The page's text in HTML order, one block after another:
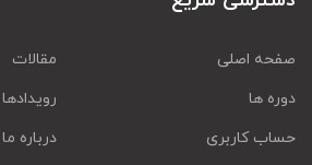
صفحه اصلی
مقالات
دوره ها
رویدادها
حساب کاربری
درباره ما